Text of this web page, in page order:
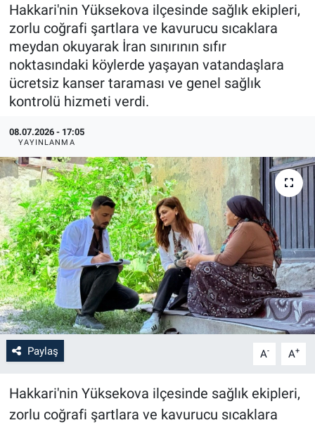
Hakkari'nin Yüksekova ilçesinde sağlık ekipleri,
zorlu coğrafi şartlara ve kavurucu sıcaklara
meydan okuyarak İran sınırının sıfır
noktasındaki köylerde yaşayan vatandaşlara
ücretsiz kanser taraması ve genel sağlık
kontrolü hizmeti verdi.
08.07.2026 - 17:05
YAYINLANMA
Paylaş A- A+
Hakkari'nin Yüksekova ilçesinde sağlık ekipleri,
zorlu coğrafi şartlara ve kavurucu sıcaklara
Haber Arşivi